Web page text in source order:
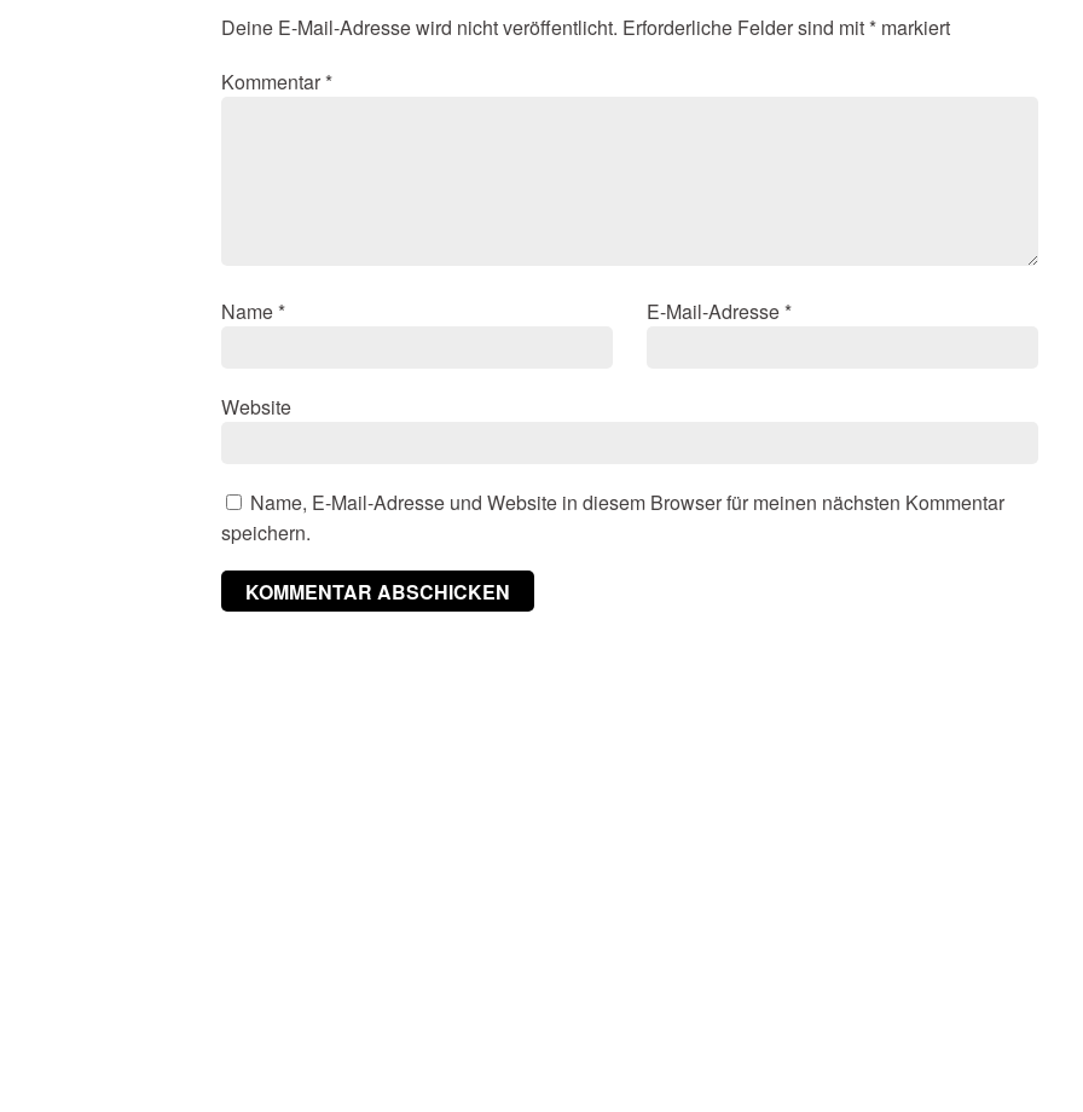
Deine E-Mail-Adresse wird nicht veröffentlicht. Erforderliche Felder sind mit * markiert
Kommentar *
Name * E-Mail-Adresse *
Website
Name, E-Mail-Adresse und Website in diesem Browser für meinen nächsten Kommentar
speichern.